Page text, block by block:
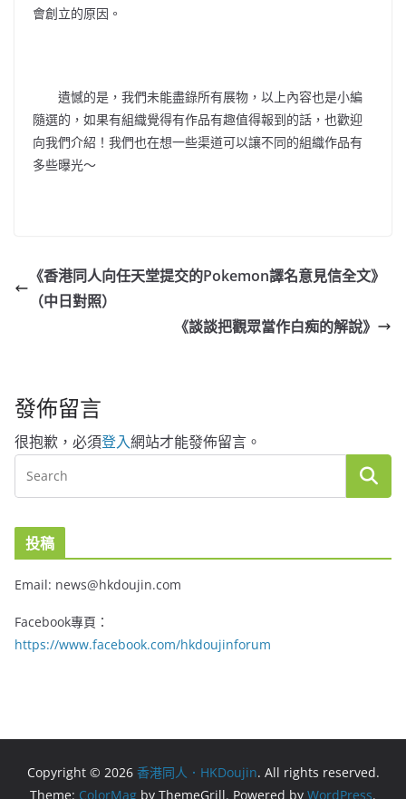
會創立的原因。
遺憾的是，我們未能盡錄所有展物，以上內容也是小編
隨選的，如果有組織覺得有作品有趣值得報到的話，也歡迎
向我們介紹！我們也在想一些渠道可以讓不同的組織作品有
多些曝光～
《香港同人向任天堂提交的Pokemon譯名意見信全文》
（中日對照）
《談談把觀眾當作白痴的解說》
發佈留言
很抱歉，必須登入網站才能發佈留言。
投稿
Email: news@hkdoujin.com
Facebook專頁：
https://www.facebook.com/hkdoujinforum
Copyright © 2026 香港同人．HKDoujin. All rights reserved.
Theme: ColorMag by ThemeGrill. Powered by WordPress.